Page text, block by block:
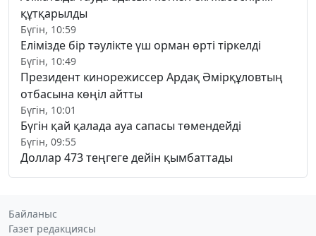
құтқарылды
Бүгін, 10:59
Елімізде бір тәулікте үш орман өрті тіркелді
Бүгін, 10:49
Президент кинорежиссер Ардақ Әмірқұловтың
отбасына көңіл айтты
Бүгін, 10:01
Бүгін қай қалада ауа сапасы төмендейді
Бүгін, 09:55
Доллар 473 теңгеге дейін қымбаттады
Байланыс
Газет редакциясы